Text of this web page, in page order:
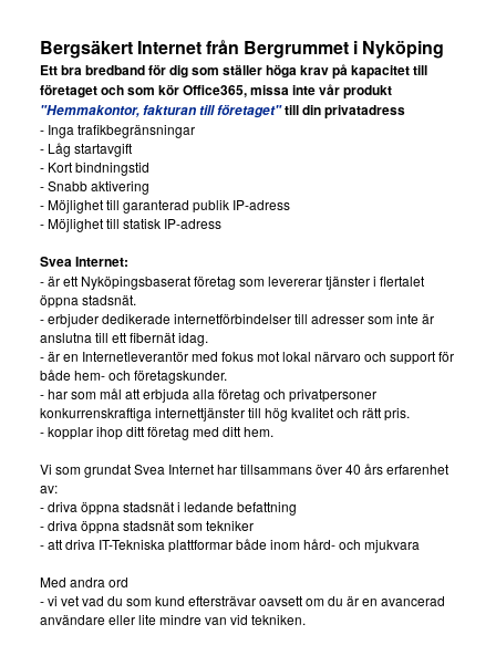
Bergsäkert Internet från Bergrummet i Nyköping
Ett bra bredband för dig som ställer höga krav på kapacitet till
företaget och som kör Office365, missa inte vår produkt
"Hemmakontor, fakturan till företaget"till din privatadress
- Inga trafikbegränsningar
- Låg startavgift
- Kort bindningstid
- Snabb aktivering
- Möjlighet till garanterad publik IP-adress
- Möjlighet till statisk IP-adress
Svea Internet:
- är ett Nyköpingsbaserat företag som levererar tjänster i flertalet
öppna stadsnät.
- erbjuder dedikerade internetförbindelser till adresser som inte är
anslutna till ett fibernät idag.
- är en Internetleverantör med fokus mot lokal närvaro och support för
både hem- och företagskunder.
- har som mål att erbjuda alla företag och privatpersoner
konkurrenskraftiga internettjänster till hög kvalitet och rätt pris.
- kopplar ihop ditt företag med ditt hem.
Vi som grundat Svea Internet har tillsammans över 40 års erfarenhet
av:
- driva öppna stadsnät i ledande befattning
- driva öppna stadsnät som tekniker
- att driva IT-Tekniska plattformar både inom hård- och mjukvara
Med andra ord
- vi vet vad du som kund eftersträvar oavsett om du är en avancerad
användare eller lite mindre van vid tekniken.